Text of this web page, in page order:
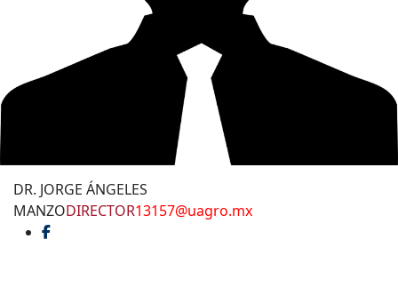
DR. JORGE ÁNGELES
MANZODIRECTOR13157@uagro.mx